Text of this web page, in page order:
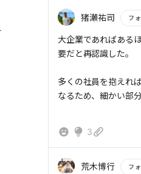
猪瀬祐司 フ
もっと読む
大企業であればある
要だと再認識した。
多くの社員を抱えれ
なるため、細かい部
を提供できる人は上
感じた。
3
荒木博行 フ